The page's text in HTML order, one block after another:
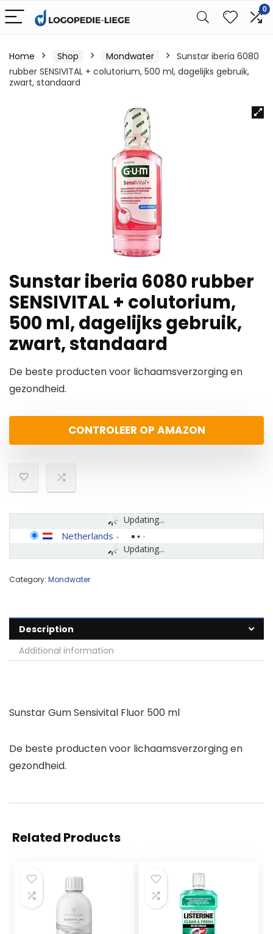
0
Home Shop Mondwater
Sunstar iberia 6080
rubber SENSIVITAL + colutorium, 500 ml, dagelijks gebruik,
zwart, standaard
Sunstar iberia 6080 rubber
SENSIVITAL + colutorium,
500 ml, dagelijks gebruik,
zwart, standaard
De beste producten voor lichaamsverzorging en
gezondheid.
CONTROLEER OP AMAZON
Updating...
Updating...
Netherlands -
Category: Mondwater
Description
Additional information
Sunstar Gum Sensivital Fluor 500 ml
De beste producten voor lichaamsverzorging en
gezondheid.
Related Products